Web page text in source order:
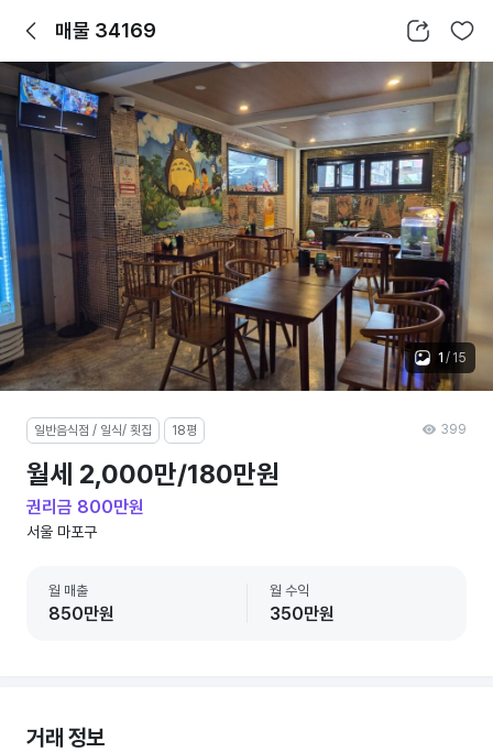
뒤로가기매물 34169 공유하기 찜하기
1 / 15
일반음식점 / 일식/ 횟집 18평
월세 2,000만/180만원
권리금 800만원
서울 마포구
월 매출
850만원
월 수익
350만원
399
거래 정보